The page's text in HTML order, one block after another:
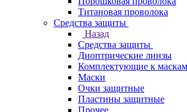
Титановая проволока
Средства защиты
Назад
Средства защиты
Диоптрические линзы
Комплектующие к
Маски
Очки защитные
Пластины защитные
Прочее